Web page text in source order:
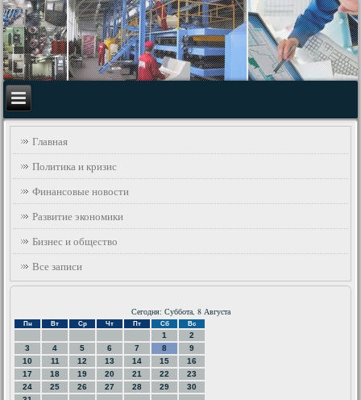
Главная
Политика и кризис
Финансовые новости
Развитие экономики
Бизнес и общество
Все записи
Сегодня: Суббота, 8 Августа
Пн Вт Ср Чт Пт Сб Вс
1
2
3
4 5 6 7 8
9
10
11 12 13 14 15
16
17
18 19 20 21 22
23
24
25 26 27 28 29
30